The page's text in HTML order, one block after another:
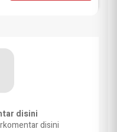
disini
disini